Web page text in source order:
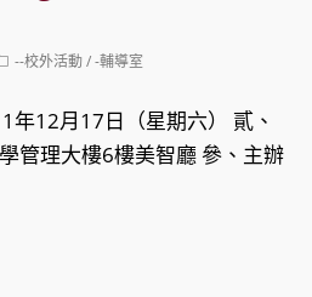
--校外活動/-輔導室
年12月17日（星期六） 貳、
管理大樓6樓美智廳 參、主辦